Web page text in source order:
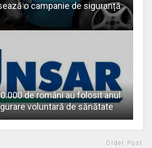
o campanie de siguranță
de români au folosit anul
voluntară de sănătate
Older Post